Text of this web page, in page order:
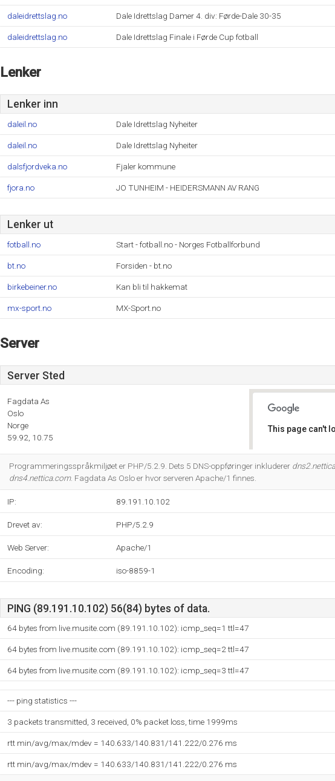
daleidrettslag.no Dale Idrettslag Damer 4. div: Førde-Dale 30-35
daleidrettslag.no Dale Idrettslag Finale i Førde Cup fotball
Lenker
Lenker inn
daleil.no Dale Idrettslag Nyheiter
daleil.no Dale Idrettslag Nyheiter
dalsfjordveka.no Fjaler kommune
fjora.no JO TUNHEIM - HEIDERSMANN AV RANG
Lenker ut
fotball.no Start - fotball.no - Norges Fotballforbund
bt.no Forsiden - bt.no
birkebeiner.no Kan bli til hakkemat
mx-sport.no MX-Sport.no
Server
Server Sted
Fagdata As
Oslo
Norge
59.92, 10.75
This page can't
Programmeringsspråkmiljøet er PHP/5.2.9. Dets 5 DNS-oppføringer inkluderer
dns4.nettica.com. Fagdata As Oslo er hvor serveren Apache/1 finnes.
IP: 89.191.10.102
Drevet av: PHP/5.2.9
Web Server: Apache/1
Encoding: iso-8859-1
PING (89.191.10.102) 56(84) bytes of data.
64 bytes from live.musite.com (89.191.10.102): icmp_seq=1 ttl=47
64 bytes from live.musite.com (89.191.10.102): icmp_seq=2 ttl=47
64 bytes from live.musite.com (89.191.10.102): icmp_seq=3 ttl=47
--- ping statistics ---
3 packets transmitted, 3 received, 0% packet loss, time 1999ms
rtt min/avg/max/mdev = 140.633/140.831/141.222/0.276 ms
rtt min/avg/max/mdev = 140.633/140.831/141.222/0.276 ms